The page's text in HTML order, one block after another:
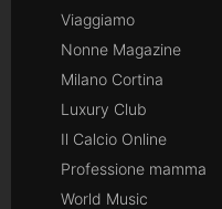
Viaggiamo
Nonne Magazine
Milano Cortina
Luxury Club
Il Calcio Online
Professione mamma
World Music